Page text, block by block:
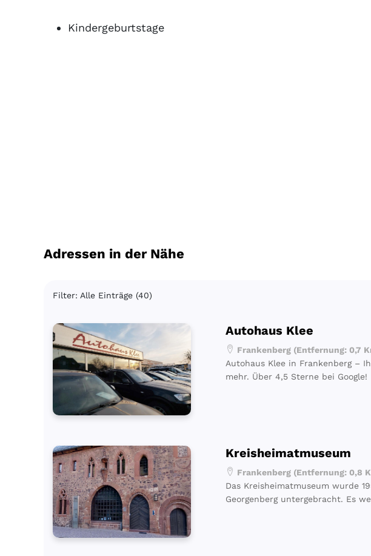
Kindergeburtstage
Adressen in der Nähe
Filter: Alle Einträge (40)
Autohaus Klee
Frankenberg (Entfernung: 0,7
Autohaus Klee in Frankenberg –
mehr. Über 4,5 Sterne bei Google!
Kreisheimatmuseum
Frankenberg (Entfernung: 0,8
Das Kreisheimatmuseum wurde
Georgenberg untergebracht. Es